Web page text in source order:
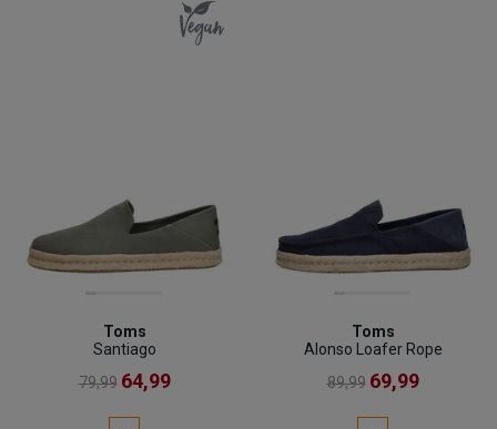
Toms
Santiago
79,99 64,99
Toms
Alonso Loafer Rope
89,99 69,99